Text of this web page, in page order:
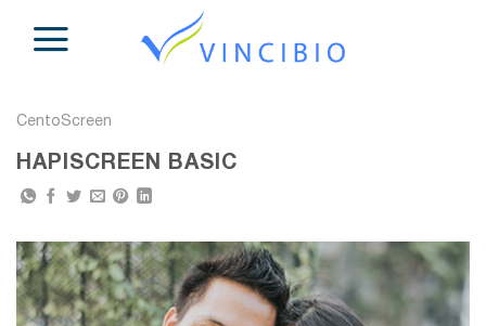
CentoScreen
HAPISCREEN BASIC